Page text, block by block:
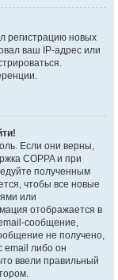
регистрацию новых
ваш IP-адрес или
Если они верны,
COPPA и при
полученным
чтобы все новые
или
отображается в
сообщение,
не получено,
email либо он
ввели правильный